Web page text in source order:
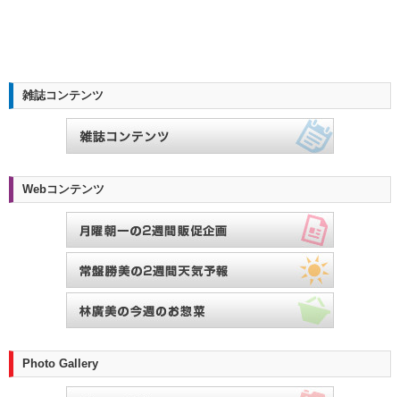
雑誌コンテンツ
Webコンテンツ
Photo Gallery